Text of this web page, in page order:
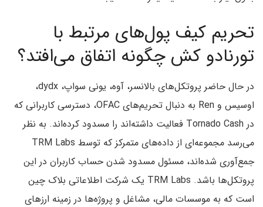
تحریم کیف پول‌های مرتبط با
تورنادو کش چگونه اتفاق می‌افتد؟
در حال حاضر پروتکل‌های بالانسر، آوه، یونی سواپ، dydx،
اوسیس و Ren به دنبال تحریم‌های OFAC، دسترسی کاربرانی که
در Tornado Cash فعالیت داشته‌اند را مسدود کرده‌اند. به نظر
می‌رسد مجموعه‌ای از داده‌های متمرکز که توسط TRM Labs
جمع‌‌‌آوری شده‌اند، مسئول مسدود شدن حساب کاربران در این
پروتکل‌ها باشد. TRM Labs یک شرکت اطلاعاتی بلاک چین
است که به موسسات مالی، مشاغل و پروژه‌ها در زمینه ارزهای